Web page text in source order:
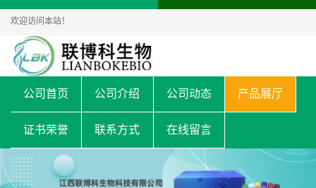
欢迎访问本站！
公司首页 公司介绍 公司动态 产品展厅
证书荣誉 联系方式 在线留言